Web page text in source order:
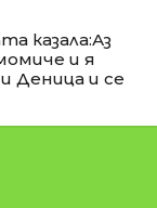
казала:Аз
и я
Деница и се